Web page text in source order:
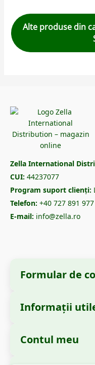
Alte produse din
Zella International
CUI: 44237077
Program suport clienți:
Telefon: +40 727 891 977
E-mail: info@zella.ro
Formular de
Informații
Denumire:
S.R.L.
Informații
Contul meu
Comenzile mele